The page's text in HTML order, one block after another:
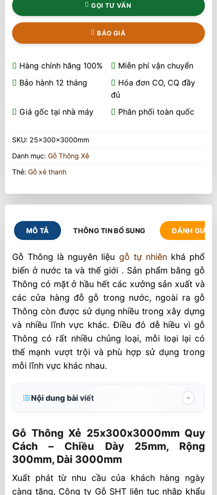
GỌI TƯ VẤN
BÁO GIÁ
Hàng chính hãng 100%
Miễn phí vận chuyển
Bảo hành 12 tháng
Hóa đơn CO, CQ đầy
đủ
Giá gốc tại nhà máy
Phân phối toàn quốc
SKU: 25x300x3000mm
Danh mục: Gỗ Thông Xẻ
Thẻ: Gỗ xẻ thanh
MÔ TẢ THÔNG TIN BỔ SUNG ĐÁNH GIÁ
Gỗ Thông là nguyên liệu gỗ tự nhiên khá phổ
biến ở nước ta và thế giới . Sản phẩm bằng gỗ
Thông có mặt ở hầu hết các xưởng sản xuất và
các cửa hàng đỗ gỗ trong nước, ngoài ra gỗ
Thông còn được sử dụng nhiều trong xây dựng
và nhiều lĩnh vực khác. Điều đó dễ hiều vì gỗ
Thông có rất nhiều chủng loại, mỗi loại lại có
thế mạnh vượt trội và phù hợp sử dụng trong
mỗi lĩnh vực khác nhau.
Nội dung bài viết
Cách – Chiều Dày 25mm, Rộng 300mm, Dài
3000mm
Gỗ Thông xẻ tấm có ưu điểm gì?
Gỗ Thông xẻ tấm nhập khẩu và Xẻ Trong
Nước
Gỗ Thông Xẻ 25x300x3000mm Quy
Cách – Chiều Dày 25mm, Rộng
300mm, Dài 3000mm
Xuất phát từ nhu cầu của khách hàng ngày
càng tăng, Công ty Gỗ SHT liên tục nhập khẩu